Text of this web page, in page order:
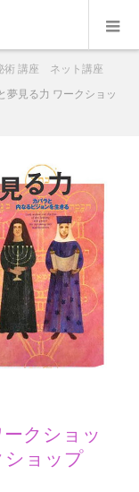
講座 ネット講座
夢見る力 ワークショッ
クショッ
ショップ